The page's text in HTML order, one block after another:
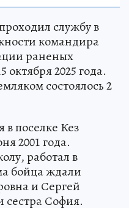
службу в
командира
раненых
2025 года.
состоялось 2
поселке Кез
2001 года.
работал в
бойца ждали
и Сергей
сестра София.